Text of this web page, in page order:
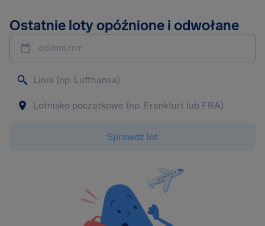
Ostatnie loty opóźnione i odwołane
dd.mm.rrrr
Sprawdź lot